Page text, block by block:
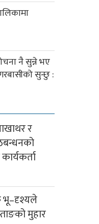
नै सुन्ने भए
सुन्छु :
र
भू–दृश्यले
मुहार